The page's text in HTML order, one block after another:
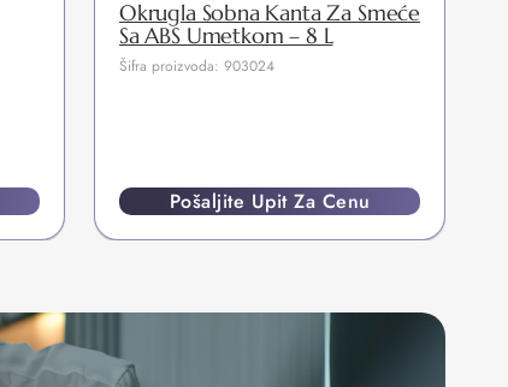
Okrugla Sobna Kanta Za Smeće
Sa ABS Umetkom – 8 L
Šifra proizvoda: 903024
Pošaljite Upit Za Cenu